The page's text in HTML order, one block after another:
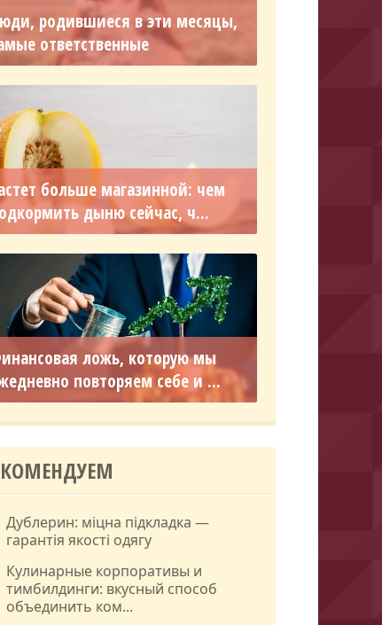
родившиеся в эти месяцы,
ответственные
больше магазинной: чем
дыню сейчас, ч...
ложь, которую мы
повторяем себе и ...
Дублерин: міцна підкладка —
гарантія якості одягу
Кулинарные корпоративы и
тимбилдинги: вкусный способ
объединить ком...